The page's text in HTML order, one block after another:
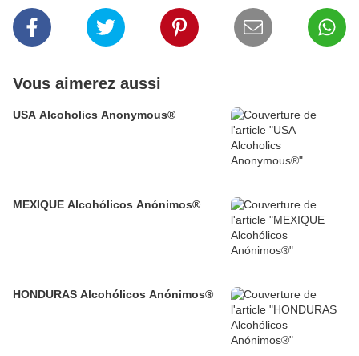
Vous aimerez aussi
USA Alcoholics Anonymous®
MEXIQUE Alcohólicos Anónimos®
HONDURAS Alcohólicos Anónimos®